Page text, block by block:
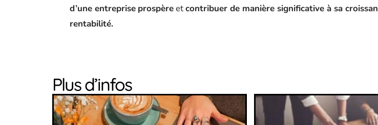
d’une entreprise prospèreetcontribuer de manière significative à sa
rentabilité.
Plus d’infos